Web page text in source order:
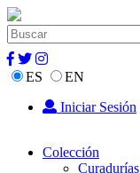
ES
EN
Iniciar Sesión
Colección
Curadurías